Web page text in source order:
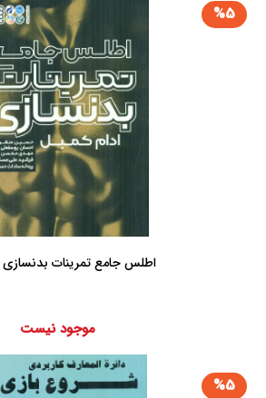
%5
اطلس جامع تمرینات
موجود نیست
%5